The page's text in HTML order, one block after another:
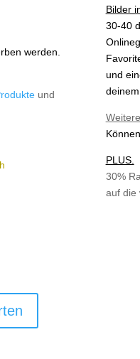
werden.
und
Bilder
30-40
und
PLUS.
30%
auf die